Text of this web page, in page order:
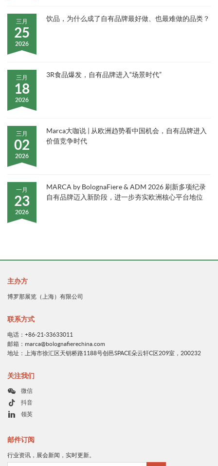
三月
25
2026
饮品，为什么成了自有品牌最好做、也最难做的品类？
三月
18
2026
3R食品爆发，自有品牌进入“场景时代”
三月
02
2026
Marca大咖说 | 从欧洲趋势看中国机会，自有品牌进入
价值竞争时代
一月
23
2026
MARCA by BolognaFiere & ADM 2026 刷新多项纪录
自有品牌迈入新阶段，进一步夯实欧洲核心平台地位
主办方
博罗那展览（上海）有限公司
联系方式
电话：+86-21-33633011
邮箱：marca@bolognafierechina.com
地址：上海市徐汇区天钥桥路1188号创邑SPACE朵云轩C区209室，200232
关注我们
微信
抖音
领英
邮件订阅
行业资讯，展会新闻，实时更新。